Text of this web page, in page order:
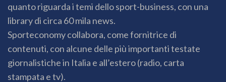
quanto riguarda i temi dello sport-business, con una
library di circa 60 mila news.
Sporteconomy collabora, come fornitrice di
contenuti, con alcune delle più importanti testate
giornalistiche in Italia e all’estero (radio, carta
stampata e tv).